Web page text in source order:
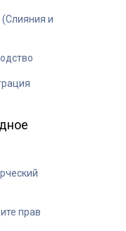
и
прав